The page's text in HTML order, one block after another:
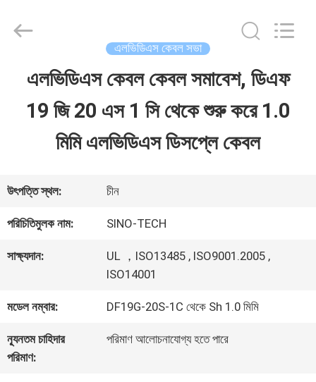
ভিডিও
আমাদের
সম্বন্ধে
কারখানা
পরিদর্শন
Media
Reserved.
এলভিডিএস কেবল সভা
এলভিডিএস কেবল কেবল সমাবেশ, ডিএফ
19 জি 20 এস 1 সি থেকে শুরু করে 1.0
মিমি এলভিডিএস ডিসপ্লে কেবল
উৎপত্তি স্থল: চীন
পরিচিতিমুলক নাম: SINO-TECH
সাক্ষ্যদান:
UL ，ISO13485 , ISO9001.2005 ,
ISO14001
মডেল নম্বার: DF19G-20S-1C থেকে Sh 1.0 মিমি
ন্যূনতম চাহিদার
পরিমাণ:
পরিমাণ আলোচনাযোগ্য হতে পারে